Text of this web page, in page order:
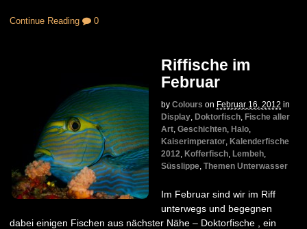
Continue Reading 0
Riffische im
Februar
by Colours on Februar 16, 2012 in
Display, Doktorfisch, Fische aller
Art, Geschichten, Halo,
Kaiserimperator, Kalenderfische
2012, Kofferfisch, Lembeh,
Süsslippe, Themen Unterwasser
Im Februar sind wir im Riff
unterwegs und begegnen
dabei einigen Fischen aus nächster Nähe – Doktorfische , ein